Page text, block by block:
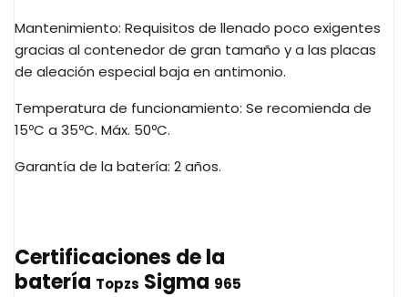
Mantenimiento: Requisitos de llenado poco exigentes
gracias al contenedor de gran tamaño y a las placas
de aleación especial baja en antimonio.
Temperatura de funcionamiento: Se recomienda de
15ºC a 35ºC. Máx. 50ºC.
Garantía de la batería: 2 años.
Certificaciones de la
batería Topzs Sigma 965